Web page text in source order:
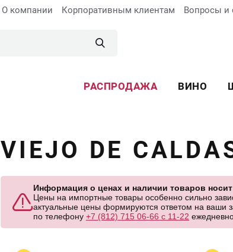
О компании Корпоративным клиентам Вопросы и
РАСПРОДАЖА ВИНО
VIEJO DE
Информация о ценах и наличии товаров
Цены на импортные товары особенно сильно
актуальные цены формируются ответом на ваши
по телефону +7 (812) 715 06-66 с 11-22